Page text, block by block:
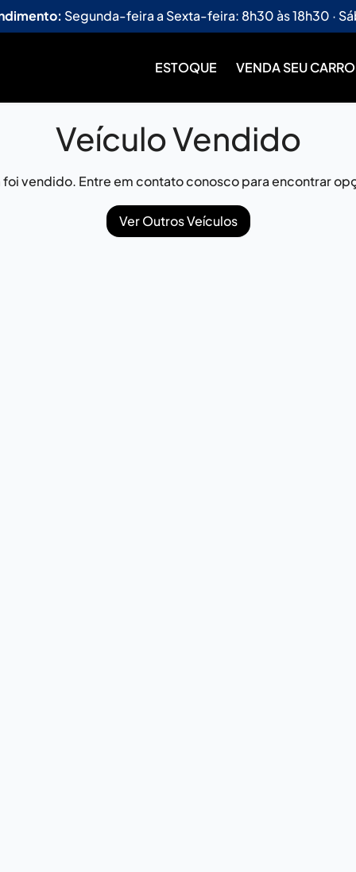
Segunda-feira a Sexta-feira: 8h30 às 18h30 ·
ESTOQUE VENDA SEU CARRO
Veículo Vendido
foi vendido. Entre em contato conosco para encontrar
Ver Outros Veículos